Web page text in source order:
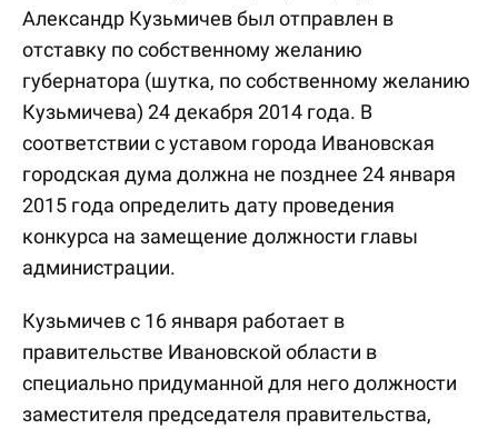
Александр Кузьмичев был отправлен в
отставку по собственному желанию
губернатора (шутка, по собственному желанию
Кузьмичева) 24 декабря 2014 года. В
соответствии с уставом города Ивановская
городская дума должна не позднее 24 января
2015 года определить дату проведения
конкурса на замещение должности главы
администрации.
Кузьмичев с 16 января работает в
правительстве Ивановской области в
специально придуманной для него должности
заместителя председателя правительства,